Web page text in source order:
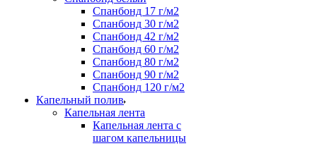
Спанбонд 17 г/м2
Спанбонд 30 г/м2
Спанбонд 42 г/м2
Спанбонд 60 г/м2
Спанбонд 80 г/м2
Спанбонд 90 г/м2
Спанбонд 120 г/м2
Капельный полив
Капельная лента
Капельная лента с
шагом капельницы